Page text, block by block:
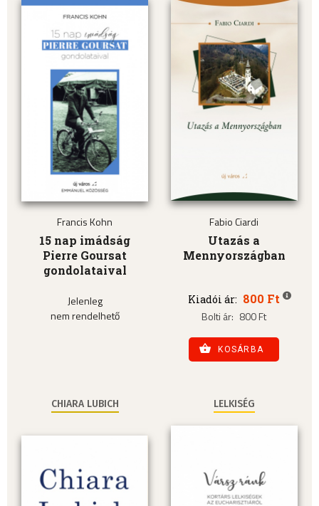
Francis Kohn
15 nap imádság
Pierre Goursat
gondolataival
Jelenleg
nem rendelhető
Fabio Ciardi
Utazás a
Mennyországban
Kiadói ár: 800 Ft
Bolti ár: 800 Ft
KOSÁRBA
CHIARA LUBICH LELKISÉG